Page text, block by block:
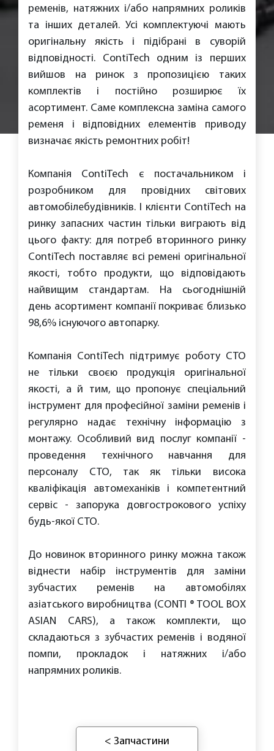
ременів, натяжних і/або напрямних роликів
та інших деталей. Усі комплектуючі мають
оригінальну якість і підібрані в суворій
відповідності. ContiTech одним із перших
вийшов на ринок з пропозицією таких
комплектів і постійно розширює їх
асортимент. Саме комплексна заміна самого
ременя і відповідних елементів приводу
визначає якість ремонтних робіт!
Компанія ContiTech є постачальником і
розробником для провідних світових
автомобілебудівників. І клієнти ContiTech на
ринку запасних частин тільки виграють від
цього факту: для потреб вторинного ринку
ContiTech поставляє всі ремені оригінальної
якості, тобто продукти, що відповідають
найвищим стандартам. На сьогоднішній
день асортимент компанії покриває близько
98,6% існуючого автопарку.
Компанія ContiTech підтримує роботу СТО
не тільки своєю продукція оригінальної
якості, а й тим, що пропонує спеціальний
інструмент для професійної заміни ременів і
регулярно надає технічну інформацію з
монтажу. Особливий вид послуг компанії -
проведення технічного навчання для
персоналу СТО, так як тільки висока
кваліфікація автомеханіків і компетентний
сервіс - запорука довгострокового успіху
будь-якої СТО.
До новинок вторинного ринку можна також
віднести набір інструментів для заміни
зубчастих ременів на автомобілях
азіатського виробництва (CONTI ® TOOL BOX
ASIAN CARS), а також комплекти, що
складаються з зубчастих ременів і водяної
помпи, прокладок і натяжних і/або
напрямних роликів.
< Запчастини